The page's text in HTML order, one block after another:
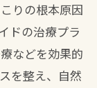
りの根本原因
ドの治療プラ
などを効果的
を整え、自然